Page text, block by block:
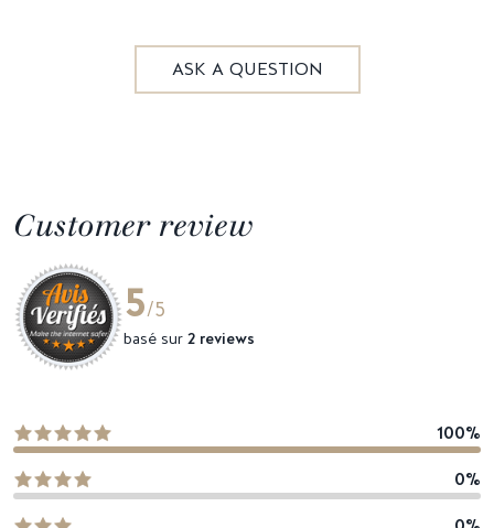
ASK A QUESTION
Customer review
5/5
basé sur 2 reviews
100%
0%